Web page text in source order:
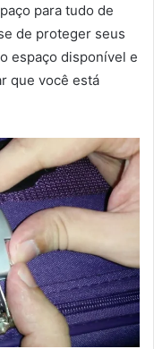
para tudo de
de proteger seus
espaço disponível e
que você está